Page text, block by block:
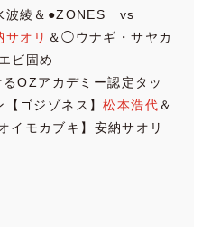
水波綾＆●ZONES vs
サオリ ＆◯ウナギ・サヤカ
固め
OZアカデミー認定タッ
【ゴジゾネス】松本浩代 ＆
イモカブキ】安納サオリ